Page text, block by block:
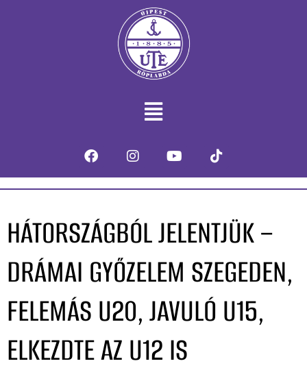
HÁTORSZÁGBÓL JELENTJÜK –
DRÁMAI GYŐZELEM SZEGEDEN,
FELEMÁS U20, JAVULÓ U15,
ELKEZDTE AZ U12 IS